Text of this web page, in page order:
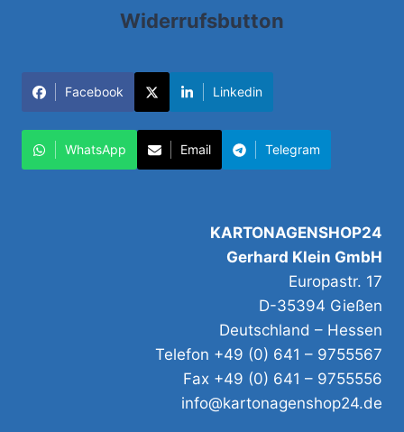
Widerrufsbutton
Facebook Linkedin
WhatsApp Email Telegram
KARTONAGENSHOP24
Gerhard Klein GmbH
Europastr. 17
D-35394 Gießen
Deutschland – Hessen
Telefon +49 (0) 641 – 9755567
Fax +49 (0) 641 – 9755556
info@kartonagenshop24.de